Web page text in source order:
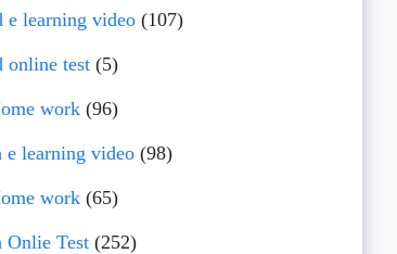
e learning video(107)
online test(5)
work(96)
e learning video(98)
work(65)
Onlie Test(252)